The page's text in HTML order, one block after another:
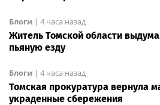
Блоги | 4 часа назад
Житель Томской области
пьяную езду
Блоги | 4 часа назад
Томская прокуратура вернула
украденные сбережения